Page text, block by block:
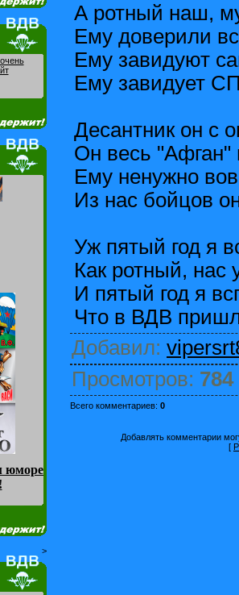
юморе
>
А ротный наш,
Ему доверили
Ему завидуют
Ему завидует
Десантник он с
Он весь "Афган"
Ему ненужно
Из нас бойцов
Уж пятый год я
Как ротный, нас
И пятый год я
Что в ВДВ
Добавил:
Просмотров: 784
Всего комментариев: 0
Добавлять комментарии
[